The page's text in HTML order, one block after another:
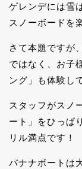
ゲレンデには雪
スノーボードを
さて本題ですが
ではなく、お子
ング」も体験し
スタッフがスノ
ート」をひっぱ
リル満点です！
バナナボートは